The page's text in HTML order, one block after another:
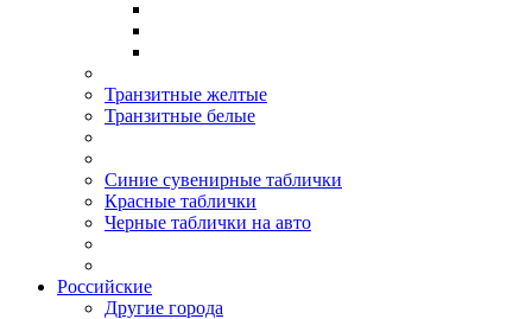
Транзитные желтые
Транзитные белые
Синие сувенирные таблички
Красные таблички
Черные таблички на авто
Российские
Другие города